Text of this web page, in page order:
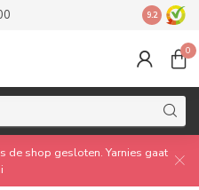
Made by
9.2
0
de shop gesloten. Yarnies gaat